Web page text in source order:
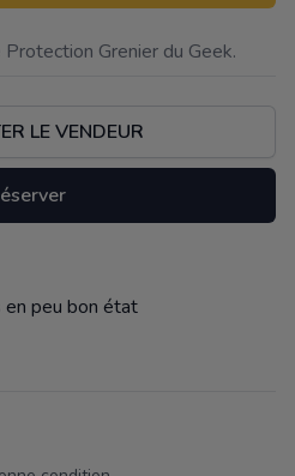
Grenier du Geek.
LE VENDEUR
en peu bon état